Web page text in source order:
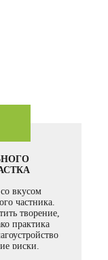
вкусом
частника.
творение,
практика
риски.